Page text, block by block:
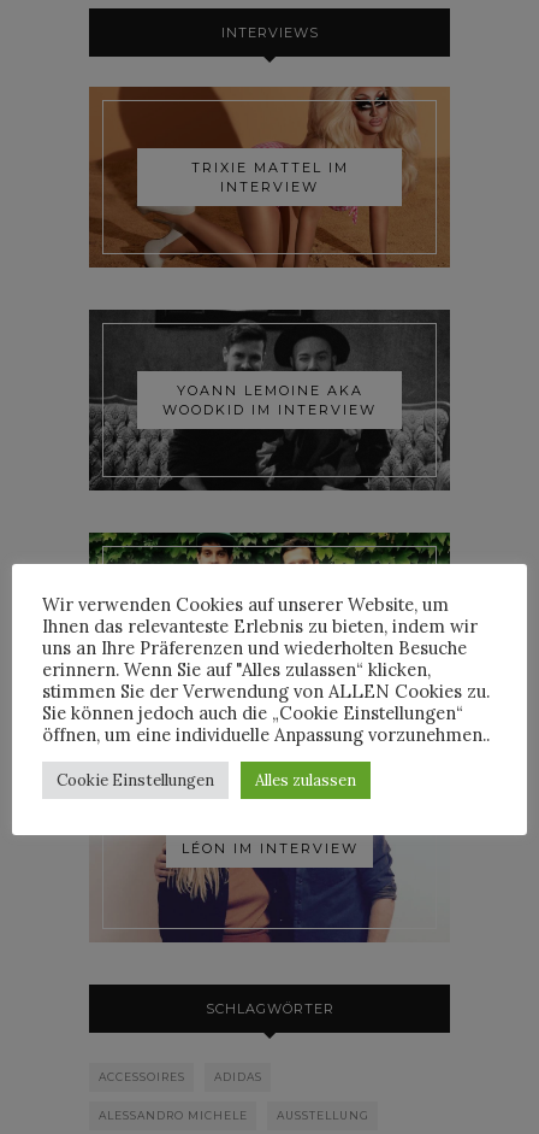
INTERVIEWS
TRIXIE MATTEL IM
INTERVIEW
YOANN LEMOINE AKA
WOODKID IM INTERVIEW
ROOSEVELT IM INTERVIEW
LÉON IM INTERVIEW
SCHLAGWÖRTER
ACCESSOIRES ADIDAS
ALESSANDRO MICHELE AUSSTELLUNG
Wir verwenden Cookies auf unserer Website, um
Ihnen das relevanteste Erlebnis zu bieten, indem wir
uns an Ihre Präferenzen und wiederholten Besuche
erinnern. Wenn Sie auf "Alles zulassen“ klicken,
stimmen Sie der Verwendung von ALLEN Cookies zu.
Sie können jedoch auch die „Cookie Einstellungen“
öffnen, um eine individuelle Anpassung vorzunehmen..
Cookie Einstellungen Alles zulassen